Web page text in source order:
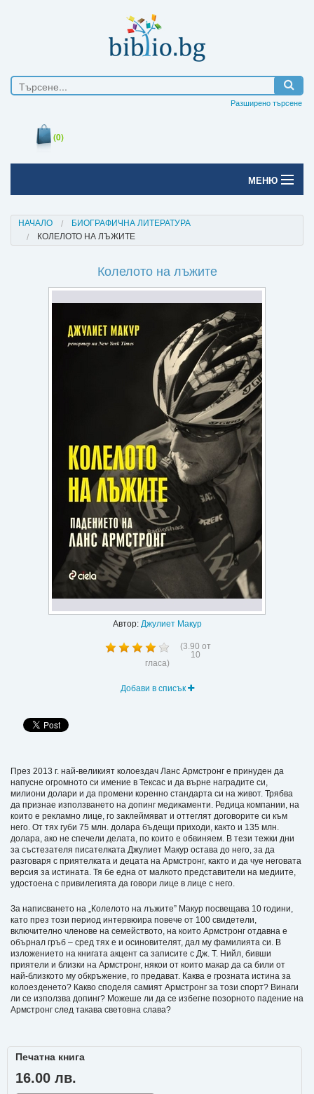
Разширено търсене
(0)
МЕНЮ
Печатни книги
Е-списания
Регистрация
НАЧАЛО
БИОГРАФИЧНА ЛИТЕРАТУРА
КОЛЕЛОТО НА ЛЪЖИТЕ
Колелото на лъжите
Автор: Джулиет Макур
(3.90 от
10
гласа)
Добави в списък
През 2013 г. най-великият колоездач Ланс Армстронг е принуден да
напусне огромното си имение в Тексас и да върне наградите си,
милиони долари и да промени коренно стандарта си на живот. Трябва
да признае използването на допинг медикаменти. Редица компании, на
които е рекламно лице, го заклеймяват и оттеглят договорите си към
него. От тях губи 75 млн. долара бъдещи приходи, както и 135 млн.
долара, ако не спечели делата, по които е обвиняем. В тези тежки дни
за състезателя писателката Джулиет Макур остава до него, за да
разговаря с приятелката и децата на Армстронг, както и да чуе неговата
версия за истината. Тя бе една от малкото представители на медиите,
удостоена с привилегията да говори лице в лице с него.
За написването на „Колелото на лъжите” Макур посвещава 10 години,
като през този период интервюира повече от 100 свидетели,
включително членове на семейството, на които Армстронг отдавна е
обърнал гръб – сред тях е и осиновителят, дал му фамилията си. В
изложението на книгата акцент са записите с Дж. Т. Нийл, бивши
приятели и близки на Армстронг, някои от които макар да са били от
най-близкото му обкръжение, го предават. Каква е грозната истина за
колоезденето? Какво споделя самият Армстронг за този спорт? Винаги
ли се използва допинг? Можеше ли да се избегне позорното падение на
Армстронг след такава световна слава?
Печатна книга
16.00 лв.